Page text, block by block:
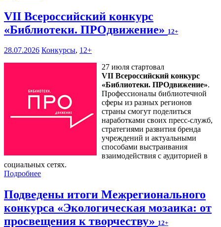
VII Всероссийский конкурс
«Библиотеки. ПРОдвижение» 12+
28.07.2026 Конкурсы, 12+
27 июля стартовал
VII Всероссийский конкурс
«Библиотеки. ПРОдвижение».
Профессионалы библиотечной
сферы из разных регионов
страны смогут поделиться
наработками своих пресс-служб,
стратегиями развития бренда
учреждений и актуальными
способами выстраивания
взаимодействия с аудиторией в
социальных сетях.
Подробнее
Подведены итоги Межрегионального
конкурса «Экологическая мозаика: от
просвещения к творчеству» 12+